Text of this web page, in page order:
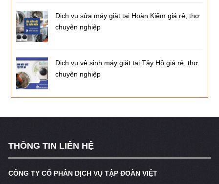
Dịch vụ sửa máy giặt tại Hoàn Kiếm giá rẻ, thợ
chuyên nghiệp
Dịch vụ vệ sinh máy giặt tại Tây Hồ giá rẻ, thợ
chuyên nghiệp
THÔNG TIN LIÊN HỆ
CÔNG TY CỔ PHẦN DỊCH VỤ TẬP ĐOÀN VIỆT